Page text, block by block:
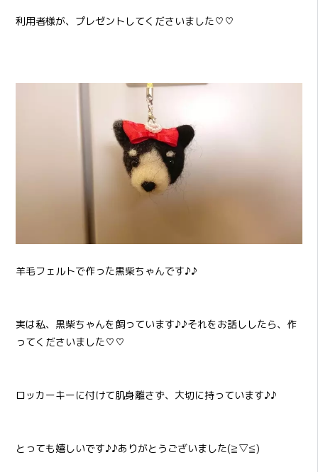
利用者様が、プレゼントしてくださいました♡♡
羊毛フェルトで作った黒柴ちゃんです♪♪
実は私、黒柴ちゃんを飼っています♪♪それをお話ししたら、作
ってくださいました♡♡
ロッカーキーに付けて肌身離さず、大切に持っています♪♪
とっても嬉しいです♪♪ありがとうございました(≧▽≦)